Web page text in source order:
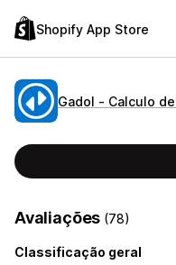
Shopify App Store
Gadol ‑ Calculo
Avaliações (78)
Classificação geral